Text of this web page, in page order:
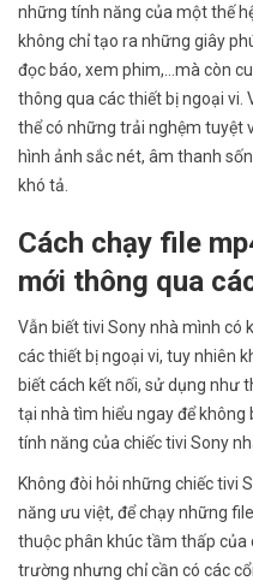
những tính năng của một thế
không chỉ tạo ra những giây
đọc báo, xem phim,…mà còn
thông qua các thiết bị ngoại vi.
thể có những trải nghệm tuyệt
hình ảnh sắc nét, âm thanh
khó tả.
Cách chạy file
mới thông qua
Vẫn biết tivi Sony nhà mình có
các thiết bị ngoại vi, tuy nhiên
biết cách kết nối, sử dụng như
tại nhà tìm hiểu ngay để
tính năng của chiếc tivi Sony
Không đòi hỏi những chiếc tivi
năng ưu việt, để chạy những
thuộc phân khúc tầm thấp của
trường nhưng chỉ cần có các